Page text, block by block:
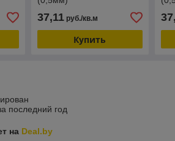
37,11руб./кв.м
Купить
последний год
на Deal.by